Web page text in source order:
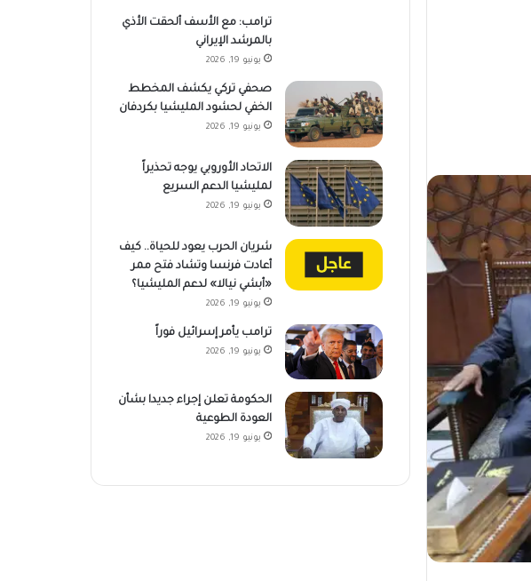
ترامب: مع الأسف ألحقت الأذي
بالمرشد الإيراني
يونيو 19, 2026
صحفي تركي يكشف المخطط
الخفي لحشود المليشيا بكردفان
يونيو 19, 2026
الاتحاد الأوروبي يوجه تحذيراً
لمليشيا الدعم السريع
يونيو 19, 2026
شريان الحرب يعود للحياة.. كيف
أعادت فرنسا وتشاد فتح ممر
«أبشي نيالا» لدعم المليشيا؟
يونيو 19, 2026
ترامب يأمر إسرائيل فوراً
يونيو 19, 2026
الحكومة تعلن إجراء جديدا بشأن
العودة الطوعية
يونيو 19, 2026